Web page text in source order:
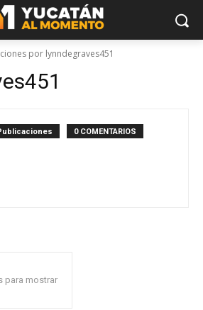
por lynndegraves451
0 COMENTARIOS
para mostrar